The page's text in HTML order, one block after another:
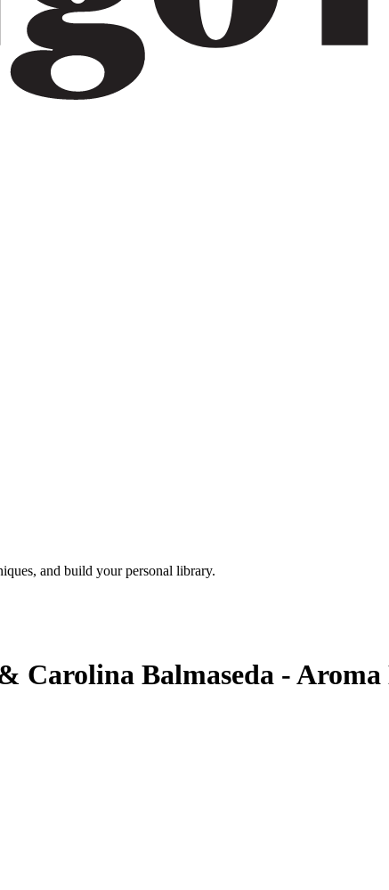
and build your personal library.
Carolina Balmaseda - Aroma